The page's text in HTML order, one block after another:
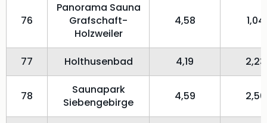
76
Panorama Sauna
Grafschaft-
Holzweiler
4,58 1,04
77 Holthusenbad 4,19 2,23
78
Saunapark
Siebengebirge
4,59 2,50